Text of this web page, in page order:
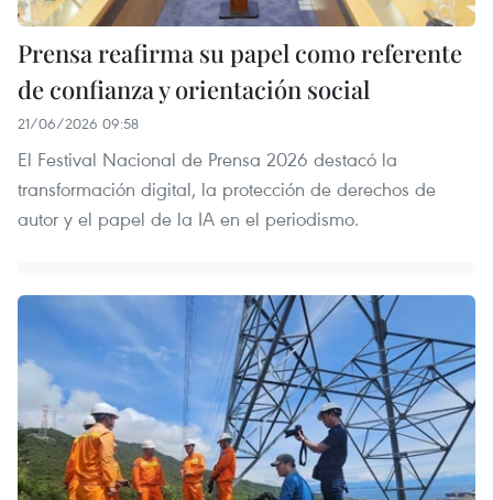
Prensa reafirma su papel como referente
de confianza y orientación social
21/06/2026 09:58
El Festival Nacional de Prensa 2026 destacó la
transformación digital, la protección de derechos de
autor y el papel de la IA en el periodismo.